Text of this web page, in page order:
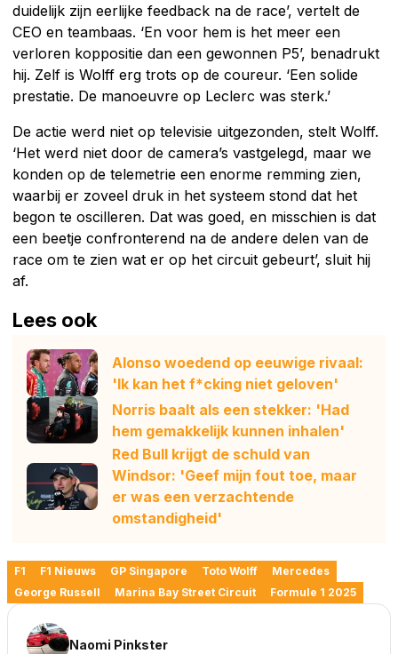
duidelijk zijn eerlijke feedback na de race’, vertelt de
CEO en teambaas. ‘En voor hem is het meer een
verloren koppositie dan een gewonnen P5’, benadrukt
hij. Zelf is Wolff erg trots op de coureur. ‘Een solide
prestatie. De manoeuvre op Leclerc was sterk.’
De actie werd niet op televisie uitgezonden, stelt Wolff.
‘Het werd niet door de camera’s vastgelegd, maar we
konden op de telemetrie een enorme remming zien,
waarbij er zoveel druk in het systeem stond dat het
begon te oscilleren. Dat was goed, en misschien is dat
een beetje confronterend na de andere delen van de
race om te zien wat er op het circuit gebeurt’, sluit hij
af.
Lees ook
Alonso woedend op eeuwige rivaal:
'Ik kan het f*cking niet geloven'
Norris baalt als een stekker: 'Had
hem gemakkelijk kunnen inhalen'
Red Bull krijgt de schuld van
Windsor: 'Geef mijn fout toe, maar
er was een verzachtende
omstandigheid'
F1 F1 Nieuws GP Singapore Toto Wolff
Mercedes
George Russell
Marina Bay Street Circuit Formule 1 2025
Naomi Pinkster